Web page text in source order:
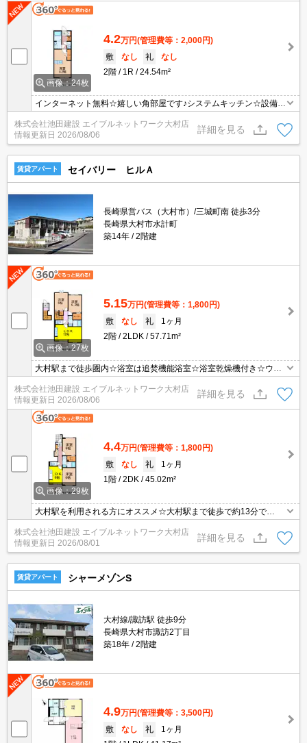
画像：24枚
4.2万円(管理費等：2,000円)
敷
なし 礼
なし
2階
1R 24.54m²
インターネット無料☆嬉しい角部屋です♪システムキッチン☆設備充
株式会社池田建設 エイブルネットワーク大村店
情報更新日 2026/08/06
詳細を見る
賃貸アパート セイバリー ヒルＡ
長崎県営バス（大村市）/三城町南 徒歩3分
長崎県大村市水計町
築14年
2階建
画像：27枚
5.15万円(管理費等：1,800円)
敷
なし 礼
1ヶ月
2階
2LDK 57.71m²
大村駅まで徒歩圏内☆浴室は追焚機能浴室☆浴室乾燥機付き☆ウォ
ークインクロゼットで収納力アップ☆TVインターホン☆エアコン☆
シャワー付洗面台☆温水洗浄便座☆設備充実してます。
株式会社池田建設 エイブルネットワーク大村店
情報更新日 2026/08/06
詳細を見る
画像：29枚
4.4万円(管理費等：1,800円)
敷
なし 礼
1ヶ月
1階
2DK 45.02m²
大村駅を利用される方にオススメ☆大村駅まで徒歩で約13分で
す！！エアコン付き(*^-^*)入居当日から快適に過ごせますよ☆
株式会社池田建設 エイブルネットワーク大村店
情報更新日 2026/08/01
詳細を見る
賃貸アパート シャーメゾンS
大村線/諏訪駅 徒歩9分
長崎県大村市諏訪2丁目
築18年
2階建
4.9万円(管理費等：3,500円)
敷
なし 礼
1ヶ月